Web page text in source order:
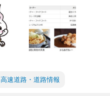
高速道路・道路情報